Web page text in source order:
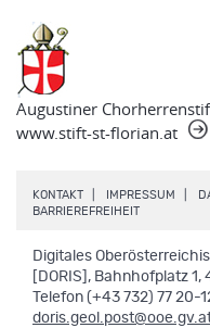
Augustiner
www.stift-st-florian.at
KONTAKT IMPRESSUM
BARRIEREFREIHEIT.
Digitales
[DORIS], Bahnhofplatz 1,
Telefon (+43 732) 77 20-